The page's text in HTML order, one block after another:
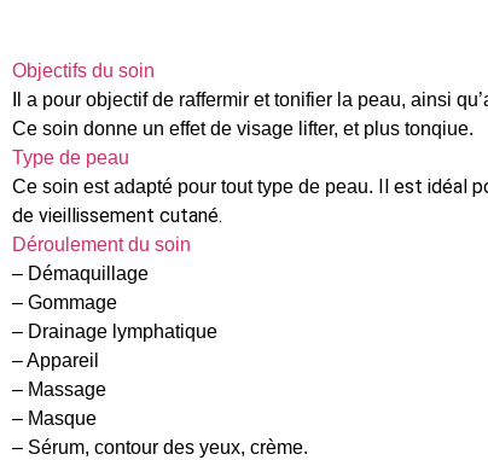
Objectifs du soin
Il a pour objectif de raffermir et tonifier la peau, ainsi
Ce soin donne un effet de visage lifter, et plus tonqiue.
Type de peau
Ce soin est adapté pour tout type de peau. Il est idéal
de vieillissement cutané.
Déroulement du soin
– Démaquillage
– Gommage
– Drainage lymphatique
– Appareil
– Massage
– Masque
– Sérum, contour des yeux, crème.